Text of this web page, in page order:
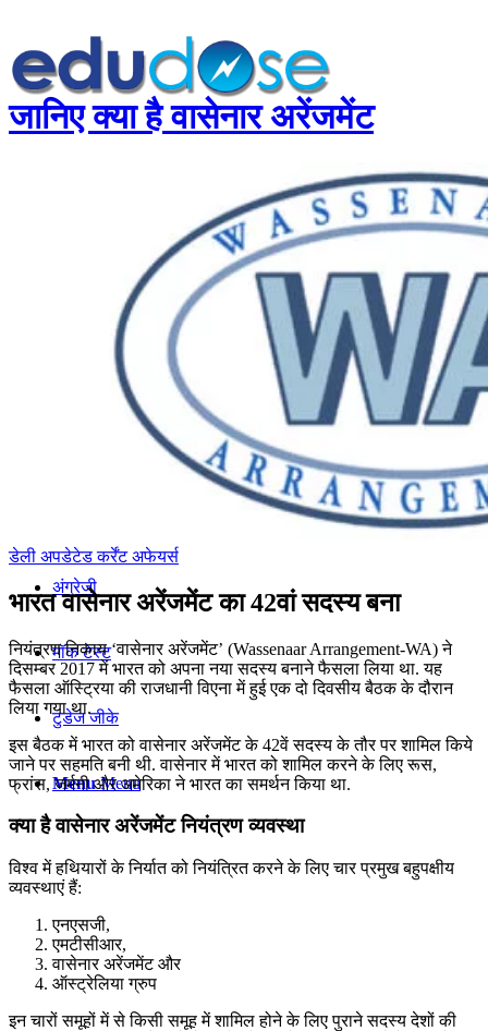
करेंट अफेयर्स
अंग्रेजी
मॉक टेस्ट
टुडेज जीके
Menu Menu
जानिए क्या है वासेनार अरेंजमेंट
डेली अपडेटेड कर्रेंट अफेयर्स
भारत वासेनार अरेंजमेंट का 42वां सदस्य बना
नियंत्रण निकाय ‘वासेनार अरेंजमेंट’ (Wassenaar Arrangement-WA) ने
दिसम्बर 2017 में भारत को अपना नया सदस्य बनाने फैसला लिया था. यह
फैसला ऑस्ट्रिया की राजधानी विएना में हुई एक दो दिवसीय बैठक के दौरान
लिया गया था.
इस बैठक में भारत को वासेनार अरेंजमेंट के 42वें सदस्य के तौर पर शामिल किये
जाने पर सहमति बनी थी. वासेनार में भारत को शामिल करने के लिए रूस,
फ्रांस, जर्मनी और अमेरिका ने भारत का समर्थन किया था.
क्या है वासेनार अरेंजमेंट नियंत्रण व्यवस्था
विश्व में हथियारों के निर्यात को नियंत्रित करने के लिए चार प्रमुख बहुपक्षीय
व्यवस्थाएं हैं:
एनएसजी,
एमटीसीआर,
वासेनार अरेंजमेंट और
ऑस्ट्रेलिया ग्रुप
इन चारों समूहों में से किसी समूह में शामिल होने के लिए पुराने सदस्य देशों की